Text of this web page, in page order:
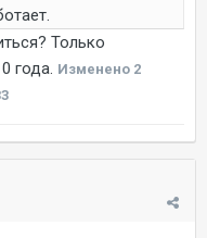
Только
года. Изменено 2